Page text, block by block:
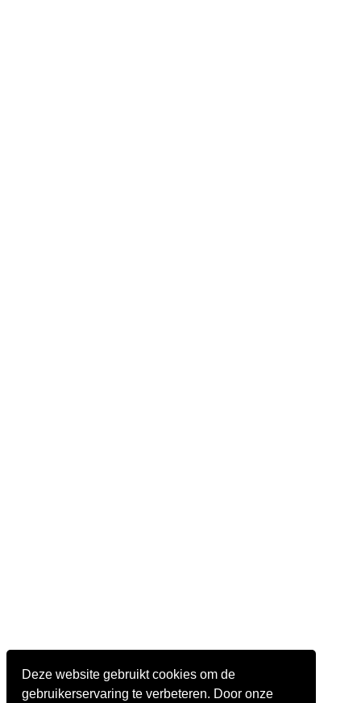
Deze website gebruikt cookies om de
gebruikerservaring te verbeteren. Door onze